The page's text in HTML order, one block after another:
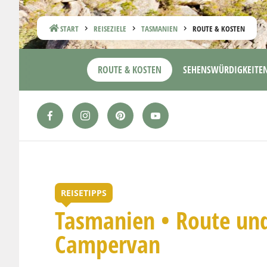
START REISEZIELE TASMANIEN ROUTE & KOSTEN
ROUTE & KOSTEN
REISETIPPS
Tasmanien • Route
Campervan